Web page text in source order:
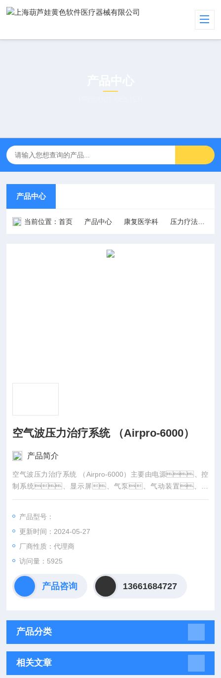
产品中心
当前位置：首页 产品中心 康复医学科 压力疗法
空气波压力治疗系统 （Airpro-6000）
产品简介
空气波压力治疗系统 （Airpro-6000）主要由电源、控
制系统、显示屏、气泵、气动装置、挂
钩、连接管路及气囊组成，气囊有足部、手
产品型号：
更新时间：2024-05-27
厂商性质：代理商
访问量：5925
产品咨询 13661684727
产品分类
相关文章